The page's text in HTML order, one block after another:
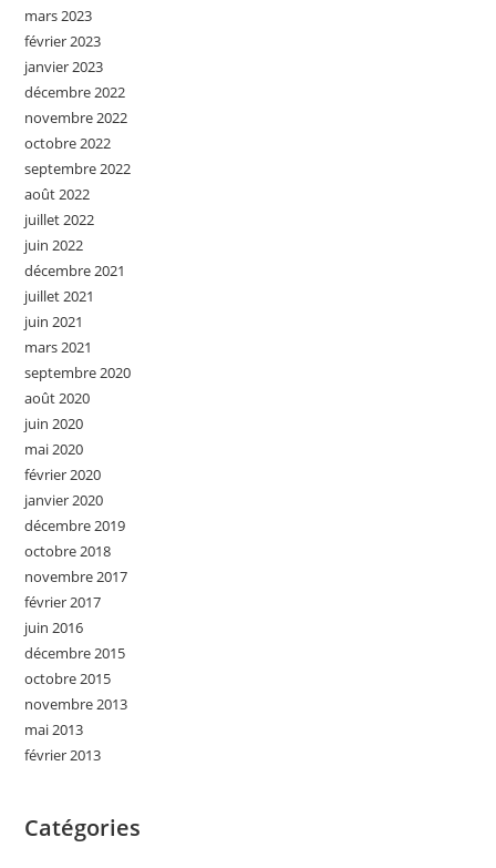
mars 2023
février 2023
janvier 2023
décembre 2022
novembre 2022
octobre 2022
septembre 2022
août 2022
juillet 2022
juin 2022
décembre 2021
juillet 2021
juin 2021
mars 2021
septembre 2020
août 2020
juin 2020
mai 2020
février 2020
janvier 2020
décembre 2019
octobre 2018
novembre 2017
février 2017
juin 2016
décembre 2015
octobre 2015
novembre 2013
mai 2013
février 2013
Catégories